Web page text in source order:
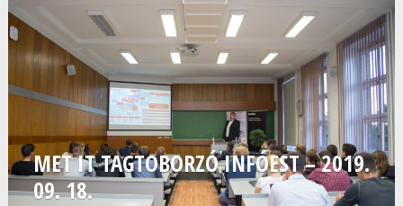
MET IT TAGTOBORZÓ INFÓEST – 2019.
09. 18.